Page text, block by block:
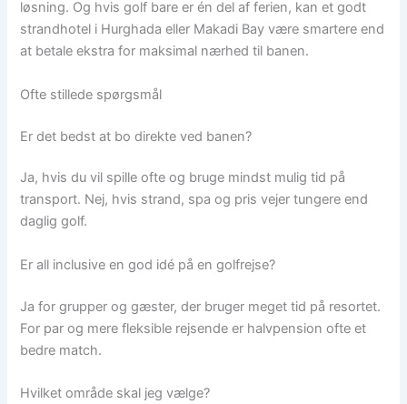
løsning. Og hvis golf bare er én del af ferien, kan et godt
strandhotel i Hurghada eller Makadi Bay være smartere end
at betale ekstra for maksimal nærhed til banen.
Ofte stillede spørgsmål
Er det bedst at bo direkte ved banen?
Ja, hvis du vil spille ofte og bruge mindst mulig tid på
transport. Nej, hvis strand, spa og pris vejer tungere end
daglig golf.
Er all inclusive en god idé på en golfrejse?
Ja for grupper og gæster, der bruger meget tid på resortet.
For par og mere fleksible rejsende er halvpension ofte et
bedre match.
Hvilket område skal jeg vælge?